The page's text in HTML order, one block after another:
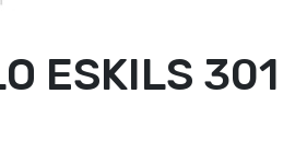
ESKILS 301